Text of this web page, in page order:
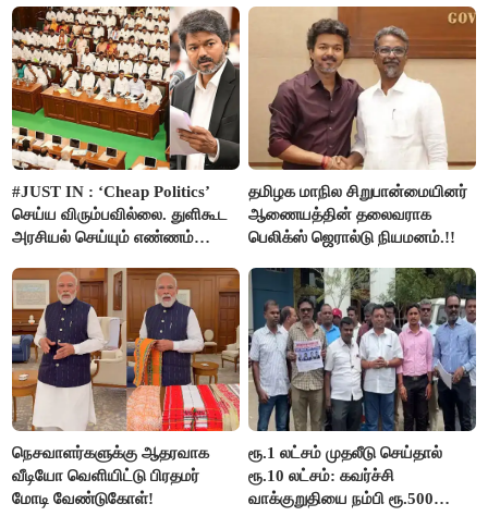
#JUST IN : ‘Cheap Politics’
செய்ய விரும்பவில்லை. துளிகூட
அரசியல் செய்யும் எண்ணம்
விஜய் பதில்!
தமிழக மாநில சிறுபான்மையினர்
ஆணையத்தின் தலைவராக
பெலிக்ஸ் ஜெரால்டு நியமனம்.!!
நெசவாளர்களுக்கு ஆதரவாக
வீடியோ வெளியிட்டு பிரதமர்
மோடி வேண்டுகோள்!
ரூ.1 லட்சம் முதலீடு செய்தால்
ரூ.10 லட்சம்: கவர்ச்சி
வாக்குறுதியை நம்பி ரூ.500